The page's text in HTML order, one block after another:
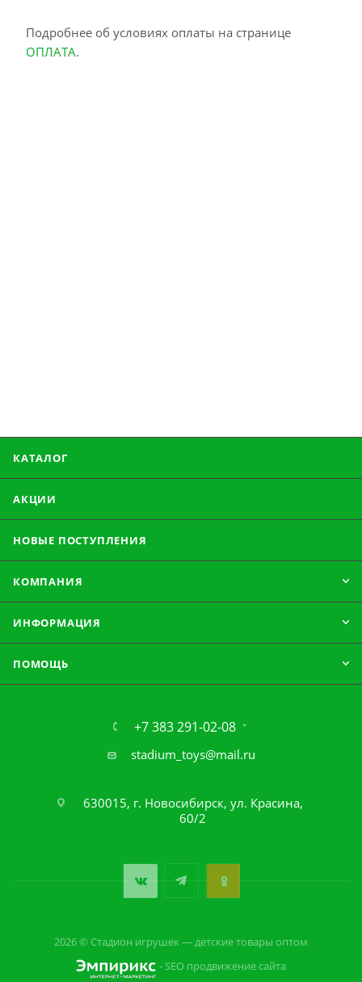
Подробнее об условиях оплаты на странице
ОПЛАТА.
КАТАЛОГ
АКЦИИ
НОВЫЕ ПОСТУПЛЕНИЯ
КОМПАНИЯ
ИНФОРМАЦИЯ
ПОМОЩЬ
+7 383 291-02-08
stadium_toys@mail.ru
630015, г. Новосибирск, ул. Красина,
60/2
2026 © Стадион игрушек — детские товары оптом
- SEO продвижение сайта